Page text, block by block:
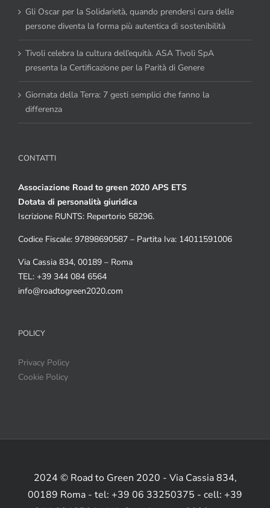
Gli Oscar per la Solidarietà, quando prendersi cura delle
persone diventa la forma più autentica di sostenibilità
Tivoli celebra la cultura dell’equità. ASA Tivoli SpA
presenta la Certificazione per la Parità di Genere
Giornata della Terra: 7 gesti semplici che fanno la
differenza
CONTATTI
Associazione Road to green 2020 APS ETS
Dotata di personalità giuridica
Iscrizione RUNTS: Repertorio 58296.
Codice Fiscale: 97898690587 – Partita Iva: 14011591006
Via Cassia 834, 00189 – Roma
TEL: +39 344 084 6564
info@roadtogreen2020.com
POLICY
Privacy Policy
Cookie Policy
2024 © Road to Green 2020 - Via Cassia 834,
00189 Roma - tel: +39 06 33250375 - cell: +39